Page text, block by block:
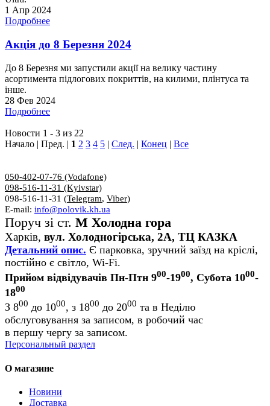
1 Апр 2024
Подробнее
Акція до 8 Березня 2024
До 8 Березня ми запустили акції на велику частину
асортимента підлогових покриттів, на килими, плінтуса та
інше.
28 Фев 2024
Подробнее
Новости 1 - 3 из 22
Начало | Пред. | 1 2 3 4 5 | След. | Конец | Все
050-402-07-76 (Vodafone)
098-516-11-31 (Kyivstar)
098-516-11-31 (Telegram, Viber)
E-mail: info@polovik.kh.ua
Поруч зі ст. М Холодна гора
Харків, вул. Холодногірська, 2А, ТЦ КАЗКА
Детальний опис. Є парковка, зручний заїзд на кріслі,
постійно є світло, Wi-Fi.
Прийом відвідувачів Пн-Птн 900-1900, Субота 1000-
1800
З 800 до 1000, з 1800 до 2000 та в Неділю
обслуговування за записом, в робочий час
в першу чергу за записом.
Персональный раздел
О магазине
Новини
Доставка